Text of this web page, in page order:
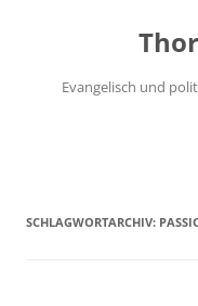
Evangelisch und
SCHLAGWORTARCHIV: